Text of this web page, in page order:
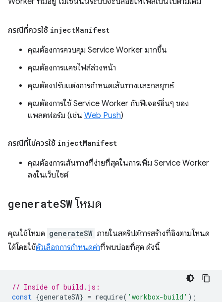
กรณีที่ควรใช้ injectManifest
คุณต้องการควบคุม Service Worker มากขึ้น
คุณต้องการแคชไฟล์ล่วงหน้า
คุณต้องปรับแต่งการกำหนดเส้นทางและกลยุทธ์
คุณต้องการใช้ Service Worker กับฟีเจอร์อื่นๆ ของ
แพลตฟอร์ม (เช่น Web Push)
กรณีที่ไม่ควรใช้ injectManifest
คุณต้องการเส้นทางที่ง่ายที่สุดในการเพิ่ม Service Worker
ลงในเว็บไซต์
generateSWโหมด
คุณใช้โหมด generateSW ภายในสคริปต์การสร้างที่อิงตามโหนด
ได้โดยใช้ตัวเลือกการกำหนดค่าที่พบบ่อยที่สุด ดังนี้
// Inside of build.js:
const {generateSW} = require( 'workbox-build' );